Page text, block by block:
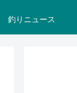
釣りニュース